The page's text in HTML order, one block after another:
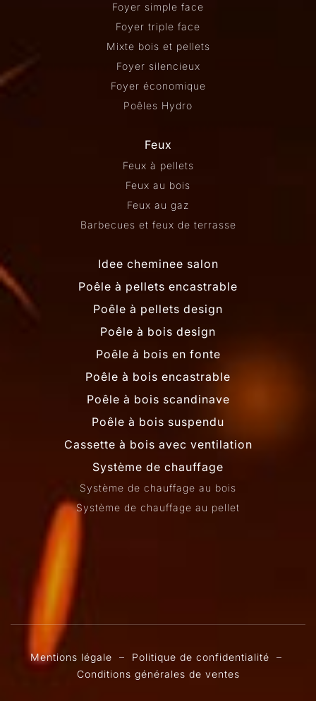
Foyer simple face
Foyer triple face
Mixte bois et pellets
Foyer silencieux
Foyer économique
Poêles Hydro
Feux
Feux à pellets
Feux au bois
Feux au gaz
Barbecues et feux de terrasse
Idee cheminee salon
Poêle à pellets encastrable
Poêle à pellets design
Poêle à bois design
Poêle à bois en fonte
Poêle à bois encastrable
Poêle à bois scandinave
Poêle à bois suspendu
Cassette à bois avec ventilation
Système de chauffage
Système de chauffage au bois
Système de chauffage au pellet
Mentions légale – Politique de confidentialité –
Conditions générales de ventes